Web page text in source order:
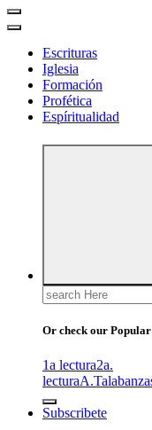
Escrituras
Iglesia
Formación
Profética
Espíritualidad
Search
for:
Or check our
1a lectura2a.
lecturaA.T
Subscribete